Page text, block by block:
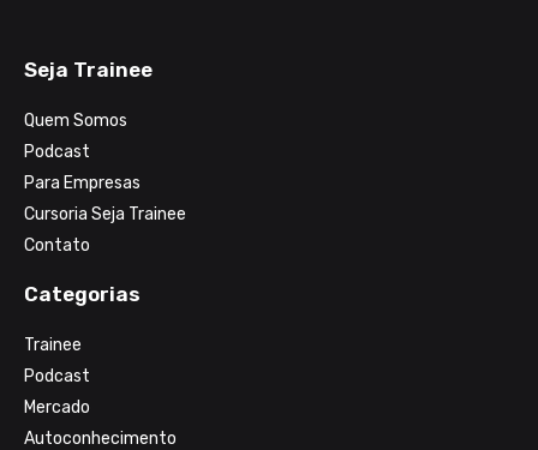
Seja Trainee
Quem Somos
Podcast
Para Empresas
Cursoria Seja Trainee
Contato
Categorias
Trainee
Podcast
Mercado
Autoconhecimento